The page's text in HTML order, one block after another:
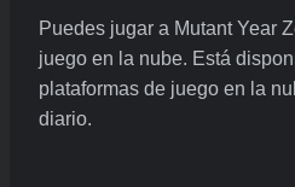
Puedes jugar a Mutant Year
juego en la nube. Está
plataformas de juego en la
diario.